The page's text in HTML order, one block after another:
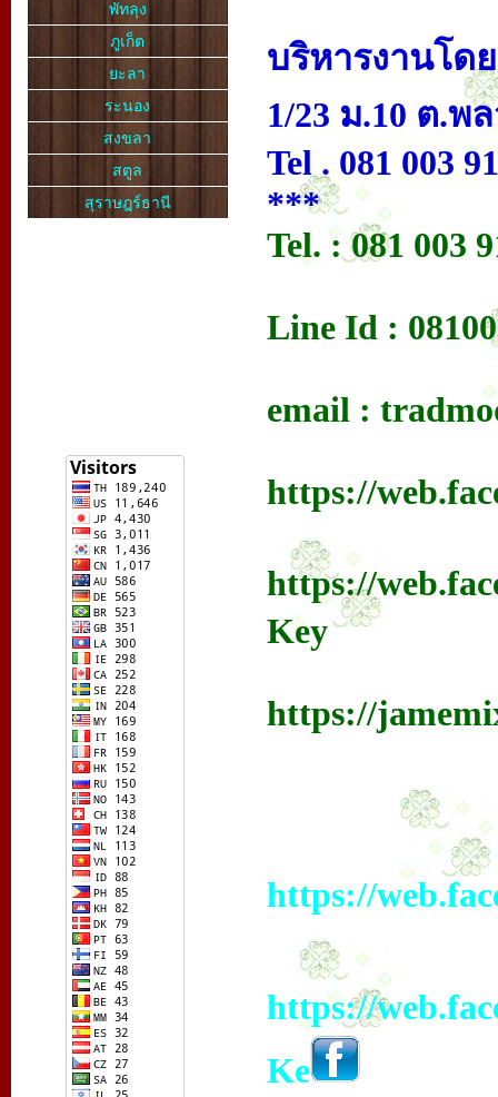
พัทลุง
ภูเก็ต
ยะลา
ระนอง
สงขลา
สตูล
สุราษฎร์ธานี
บริหารงานโด
1/23 ม.10 ต.
Tel . 081 003
***
Tel. : 081 003
Line Id :
email :
https://
https://
Key
https://
https://
https://
Ke